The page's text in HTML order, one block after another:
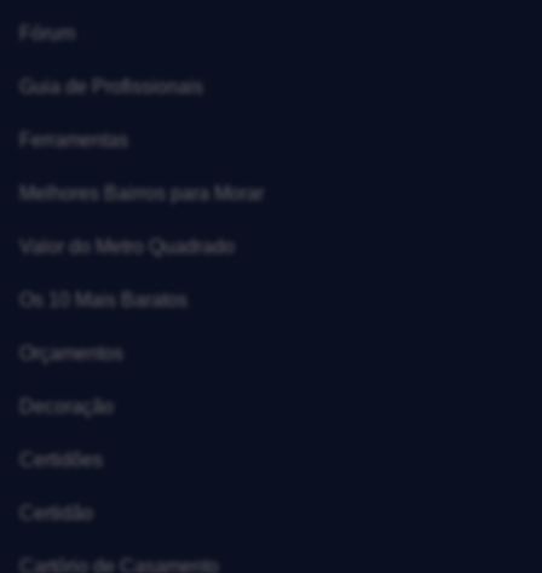
Fórum
Guia de Profissionais
Ferramentas
Melhores Bairros para Morar
Valor do Metro Quadrado
Os 10 Mais Baratos
Orçamentos
Decoração
Certidões
Certidão
Cartório de Casamento